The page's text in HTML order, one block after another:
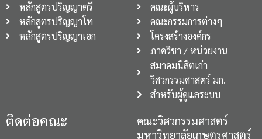
หลักสูตรปริญญาตรี
หลักสูตรปริญญาโท
หลักสูตรปริญญาเอก
คณะผู้บริหาร
คณะกรรมการต่างๆ
โครงสร้างองค์กร
ภาควิชา / หน่วยงาน
สมาคมนิสิตเก่า
วิศวกรรมศาสตร์ มก.
สำหรับผู้ดูแลระบบ
ติดต่อคณะ
คณะวิศวกรรมศาสตร์
มหาวิทยาลัยเกษตรศาสตร์